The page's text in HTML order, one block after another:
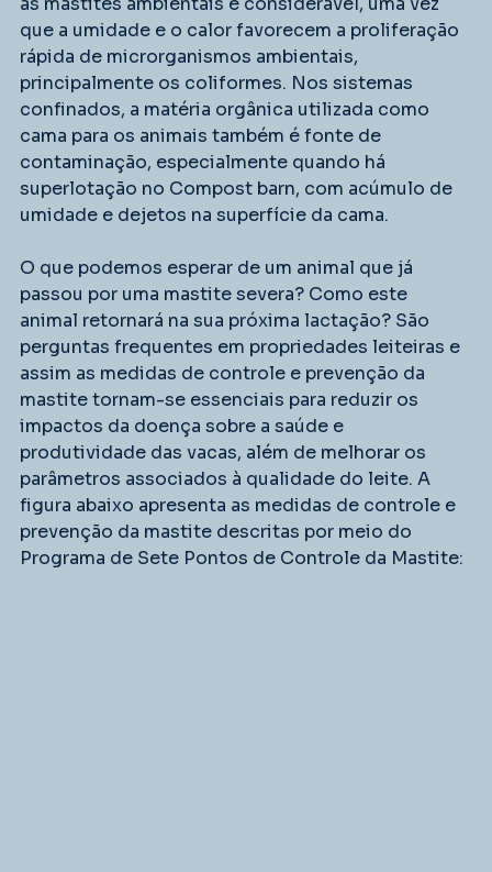
que a umidade e o calor favorecem a proliferação
rápida de microrganismos ambientais,
principalmente os coliformes. Nos sistemas
confinados, a matéria orgânica utilizada como
cama para os animais também é fonte de
contaminação, especialmente quando há
superlotação no Compost barn, com acúmulo de
umidade e dejetos na superfície da cama.
O que podemos esperar de um animal que já
passou por uma mastite severa? Como este
animal retornará na sua próxima lactação? São
perguntas frequentes em propriedades leiteiras e
assim as medidas de controle e prevenção da
mastite tornam-se essenciais para reduzir os
impactos da doença sobre a saúde e
produtividade das vacas, além de melhorar os
parâmetros associados à qualidade do leite. A
figura abaixo apresenta as medidas de controle e
prevenção da mastite descritas por meio do
Programa de Sete Pontos de Controle da Mastite: